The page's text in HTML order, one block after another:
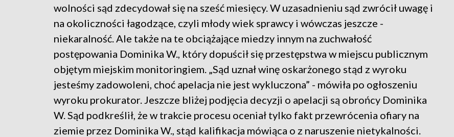
wolności sąd zdecydował się na sześć miesięcy. W uzasadnieniu sąd zwrócił uwagę i
na okoliczności łagodzące, czyli młody wiek sprawcy i wówczas jeszcze -
niekaralność. Ale także na te obciążające miedzy innym na zuchwałość
postępowania Dominika W., który dopuścił się przestępstwa w miejscu publicznym
objętym miejskim monitoringiem. „Sąd uznał winę oskarżonego stąd z wyroku
jesteśmy zadowoleni, choć apelacja nie jest wykluczona” - mówiła po ogłoszeniu
wyroku prokurator. Jeszcze bliżej podjęcia decyzji o apelacji są obrońcy Dominika
W. Sąd podkreślił, że w trakcie procesu oceniał tylko fakt przewrócenia ofiary na
ziemie przez Dominika W., stąd kalifikacja mówiąca o z naruszenie nietykalności.